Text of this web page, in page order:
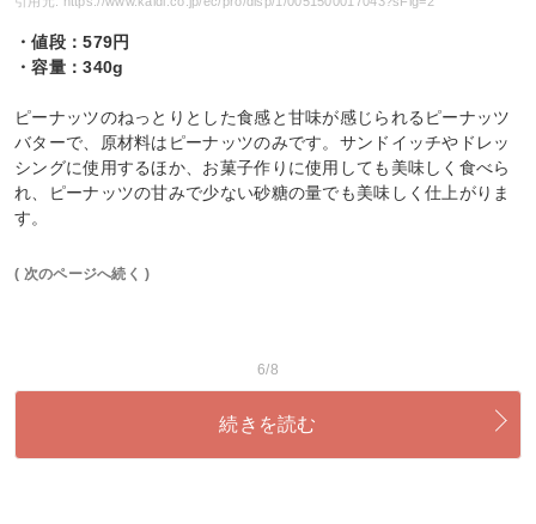
・値段：579円
・容量：340g
ピーナッツのねっとりとした食感と甘味が感じられるピーナッツ
バターで、原材料はピーナッツのみです。サンドイッチやドレッ
シングに使用するほか、お菓子作りに使用しても美味しく食べら
れ、ピーナッツの甘みで少ない砂糖の量でも美味しく仕上がりま
す。
( 次のページへ続く )
6/8
続きを読む